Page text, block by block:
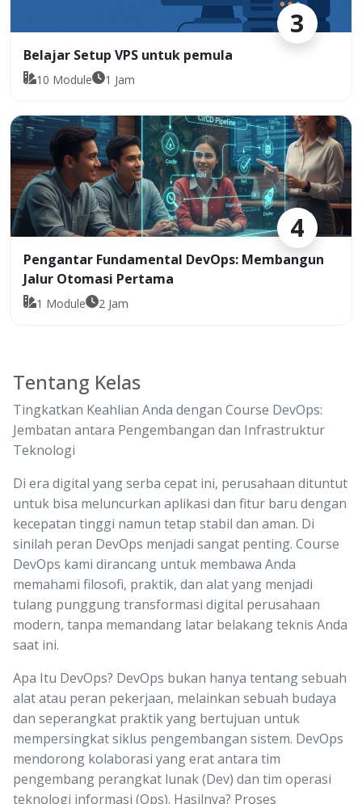
3
Belajar Setup VPS untuk pemula
10 Module 1 Jam
4
Pengantar Fundamental DevOps: Membangun
Jalur Otomasi Pertama
1 Module 2 Jam
Tentang Kelas
Tingkatkan Keahlian Anda dengan Course DevOps:
Jembatan antara Pengembangan dan Infrastruktur
Teknologi
Di era digital yang serba cepat ini, perusahaan dituntut
untuk bisa meluncurkan aplikasi dan fitur baru dengan
kecepatan tinggi namun tetap stabil dan aman. Di
sinilah peran DevOps menjadi sangat penting. Course
DevOps kami dirancang untuk membawa Anda
memahami filosofi, praktik, dan alat yang menjadi
tulang punggung transformasi digital perusahaan
modern, tanpa memandang latar belakang teknis Anda
saat ini.
Apa Itu DevOps? DevOps bukan hanya tentang sebuah
alat atau peran pekerjaan, melainkan sebuah budaya
dan seperangkat praktik yang bertujuan untuk
mempersingkat siklus pengembangan sistem. DevOps
mendorong kolaborasi yang erat antara tim
pengembang perangkat lunak (Dev) dan tim operasi
teknologi informasi (Ops). Hasilnya? Proses